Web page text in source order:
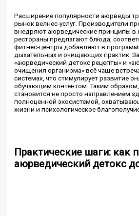
Расширение популярности аюрведы
рынок велнес-услуг. Производители
внедряют аюрведические принципы в
рестораны предлагают блюда,
фитнес-центры добавляют в
дыхательных и очищающих практик.
«аюрведический детокс рецепты» и
очищения организма» всё чаще
системах, что стимулирует развитие
обучающим контентом. Таким
становится не просто направлением
полноценной экосистемой,
жизни и психологическое
Практические шаги: как
аюрведический детокс